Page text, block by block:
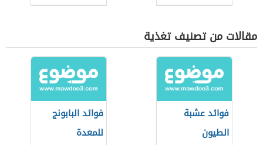
مقالات من تصنيف تغذية
فوائد عشبة
الطيون
فوائد البابونج
للمعدة